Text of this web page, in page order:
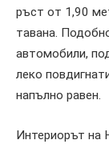
ръст от 1,90
тавана.
автомобили,
леко
напълно равен.
Интериорът на